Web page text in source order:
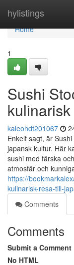
hylistings
Home
Home
1
Sushi
kaleohdt201067
Enkelt sagt, är
japansk kultur. Här
sushi med färska
atmosfär och
https://
kulinarisk-resa-till-
Comments
Comments
Submit a Comment
No HTML